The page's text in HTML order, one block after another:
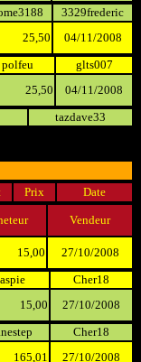
3329frederic
25,50
04/11/2008
polfeu
glts007
25,50
04/11/2008
tazdave33
Prix Date
Vendeur
15,00
27/10/2008
Cher18
15,00
27/10/2008
Cher18
165,01
27/10/2008